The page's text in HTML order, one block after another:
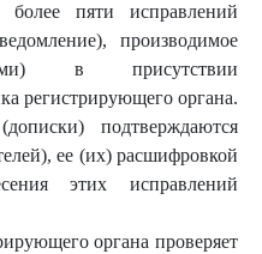
более пяти исправлений
производимое
в присутствии
регистрирующего органа.
подтверждаются
ее (их) расшифровкой
этих исправлений
органа проверяет